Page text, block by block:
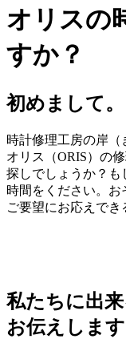
オリスの
すか？
初めまして。
時計修理工房の岸（
オリス（ORIS）の
探しでしょうか？も
時間をください。
ご要望にお応えでき
私たちに出来
お伝えします